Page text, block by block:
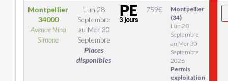
Montpellier
34000
Avenue Nina
Simone
Lun 28
Septembre
au Mer 30
Septembre
Places
disponibles
759€
Montpellier
(34)
Lun 28
Septembre
au Mer 30
Septembre
2026
Permis
exploitation